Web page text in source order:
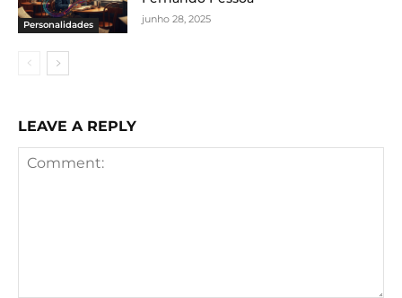
Personalidades junho 28, 2025
LEAVE A REPLY